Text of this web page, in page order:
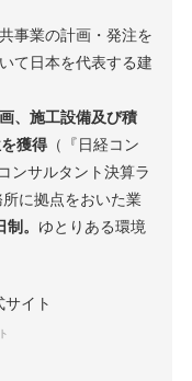
事業の計画・発注を
て日本を代表する建
、施工設備及び積
獲得 （『日経コン
ンサルタント決算ラ
に拠点をおいた業
。 ゆとりある環境